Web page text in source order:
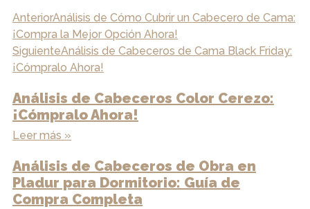
AnteriorAnálisis de Cómo Cubrir un Cabecero de Cama:
¡Compra la Mejor Opción Ahora!
SiguienteAnálisis de Cabeceros de Cama Black Friday:
¡Cómpralo Ahora!
Análisis de Cabeceros Color Cerezo:
¡Cómpralo Ahora!
Leer más »
Análisis de Cabeceros de Obra en
Pladur para Dormitorio: Guía de
Compra Completa